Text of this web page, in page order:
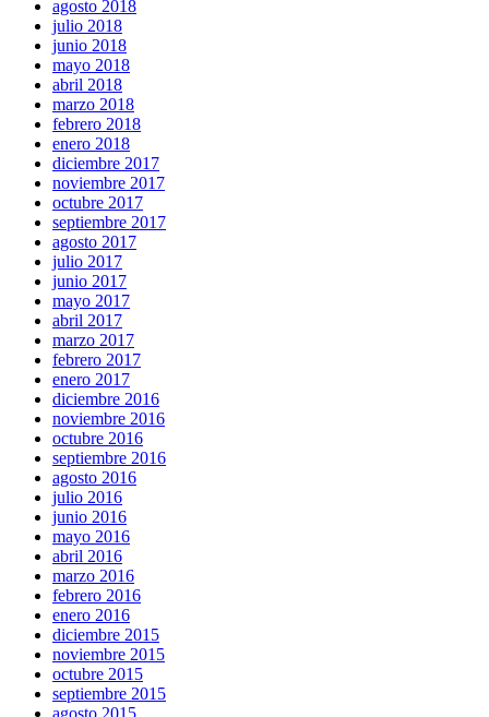
agosto 2018
julio 2018
junio 2018
mayo 2018
abril 2018
marzo 2018
febrero 2018
enero 2018
diciembre 2017
noviembre 2017
octubre 2017
septiembre 2017
agosto 2017
julio 2017
junio 2017
mayo 2017
abril 2017
marzo 2017
febrero 2017
enero 2017
diciembre 2016
noviembre 2016
octubre 2016
septiembre 2016
agosto 2016
julio 2016
junio 2016
mayo 2016
abril 2016
marzo 2016
febrero 2016
enero 2016
diciembre 2015
noviembre 2015
octubre 2015
septiembre 2015
agosto 2015